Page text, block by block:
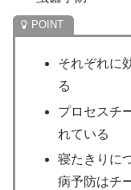
それぞれに
る
プロセスチ
れている
寝たきりに
病予防はチ